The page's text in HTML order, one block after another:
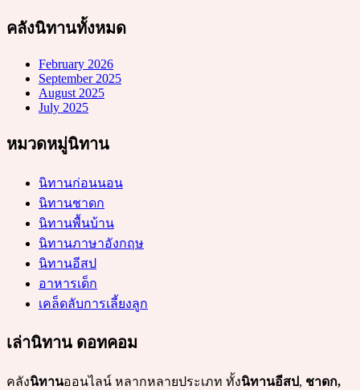
คลังนิทานทั้งหมด
February 2026
September 2025
August 2025
July 2025
หมวดหมู่นิทาน
นิทานก่อนนอน
นิทานชาดก
นิทานพื้นบ้าน
นิทานภาษาอังกฤษ
นิทานอีสป
อาหารเด็ก
เคล็ดลับการเลี้ยงลูก
เล่านิทาน ดอทคอม
คลังนิทานออนไลน์ หลากหลายประเภท ทั้งนิทานอีสป, ชาดก,